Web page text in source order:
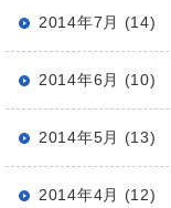
2014年7月 (14)
2014年6月 (10)
2014年5月 (13)
2014年4月 (12)